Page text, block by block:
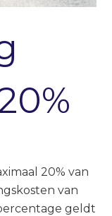
20% van
van
geldt